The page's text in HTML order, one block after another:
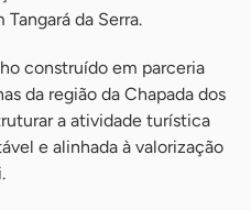
da Serra.
construído em parceria
da região da Chapada dos
a atividade turística
e alinhada à valorização